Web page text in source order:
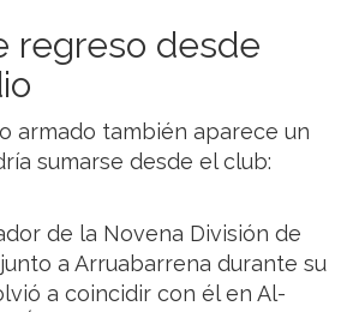
regreso desde
armado también aparece un
sumarse desde el club:
de la Novena División de
a Arruabarrena durante su
a coincidir con él en Al-